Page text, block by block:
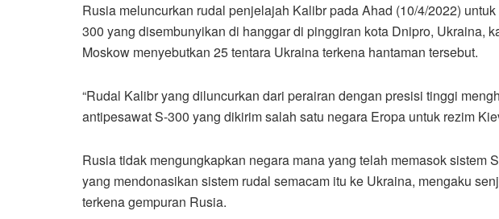
Rusia meluncurkan rudal penjelajah Kalibr pada Ahad (10/4/2022)
300 yang disembunyikan di hanggar di pinggiran kota Dnipro, Ukraina,
Moskow menyebutkan 25 tentara Ukraina terkena hantaman tersebut.
“Rudal Kalibr yang diluncurkan dari perairan dengan presisi tinggi
antipesawat S-300 yang dikirim salah satu negara Eropa untuk rezim
Rusia tidak mengungkapkan negara mana yang telah memasok sistem
yang mendonasikan sistem rudal semacam itu ke Ukraina, mengaku
terkena gempuran Rusia.